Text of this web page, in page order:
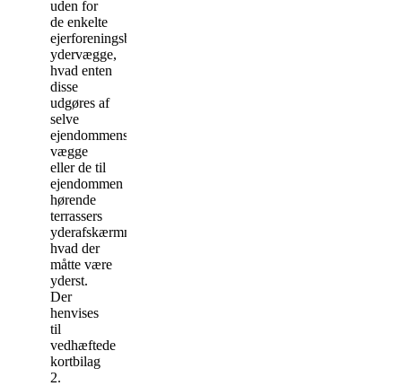
uden for
de enkelte
ejerforeningsbygningers
ydervægge,
hvad enten
disse
udgøres af
selve
ejendommens
vægge
eller de til
ejendommen
hørende
terrassers
yderafskærmning,
hvad der
måtte være
yderst.
Der
henvises
til
vedhæftede
kortbilag
2.